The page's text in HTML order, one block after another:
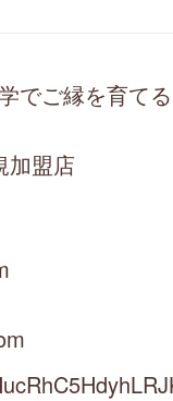
でご縁を育て
加盟店